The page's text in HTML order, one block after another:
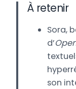
À retenir
Sora,
d’
son